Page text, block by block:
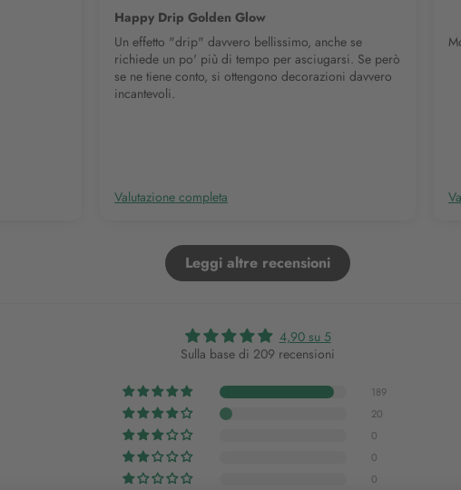
Happy Drip Golden Glow
Un effetto "drip" davvero bellissimo, anche se
richiede un po' più di tempo per asciugarsi. Se però
se ne tiene conto, si ottengono decorazioni davvero
incantevoli.
Valutazione completa
Leggi altre recensioni
4,90 su 5
Sulla base di 209 recensioni
189
20
0
0
0